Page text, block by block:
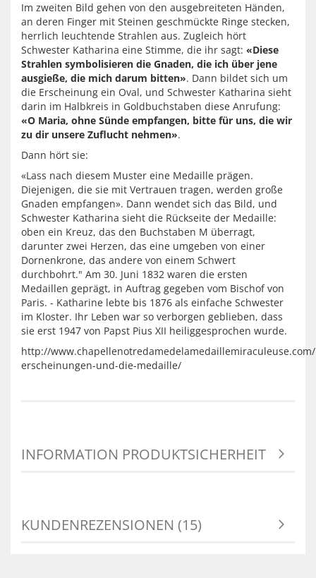
Im zweiten Bild gehen von den ausgebreiteten Händen,
an deren Finger mit Steinen geschmückte Ringe stecken,
herrlich leuchtende Strahlen aus. Zugleich hört
Schwester Katharina eine Stimme, die ihr sagt: «Diese
Strahlen symbolisieren die Gnaden, die ich über jene
ausgieße, die mich darum bitten». Dann bildet sich um
die Erscheinung ein Oval, und Schwester Katharina sieht
darin im Halbkreis in Goldbuchstaben diese Anrufung:
«O Maria, ohne Sünde empfangen, bitte für uns, die wir
zu dir unsere Zuflucht nehmen».
Dann hört sie:
«Lass nach diesem Muster eine Medaille prägen.
Diejenigen, die sie mit Vertrauen tragen, werden große
Gnaden empfangen». Dann wendet sich das Bild, und
Schwester Katharina sieht die Rückseite der Medaille:
oben ein Kreuz, das den Buchstaben M überragt,
darunter zwei Herzen, das eine umgeben von einer
Dornenkrone, das andere von einem Schwert
durchbohrt." Am 30. Juni 1832 waren die ersten
Medaillen geprägt, in Auftrag gegeben vom Bischof von
Paris. - Katharine lebte bis 1876 als einfache Schwester
im Kloster. Ihr Leben war so verborgen geblieben, dass
sie erst 1947 von Papst Pius XII heiliggesprochen wurde.
http://
erscheinungen-und-die-medaille/
INFORMATION PRODUKTSICHERHEIT
KUNDENREZENSIONEN (15)